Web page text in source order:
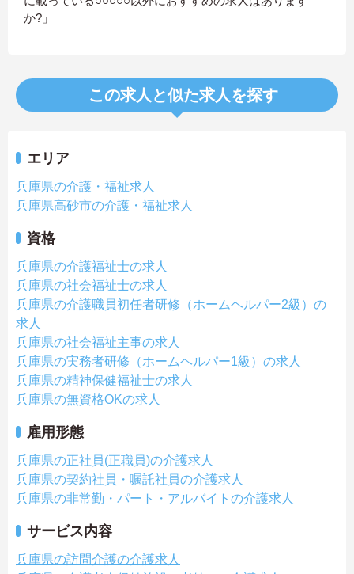
か?」
この求人と似た求人を探す
エリア
兵庫県の介護・福祉求人
兵庫県高砂市の介護・福祉求人
資格
兵庫県の介護福祉士の求人
兵庫県の社会福祉士の求人
兵庫県の介護職員初任者研修（ホームヘルパー2級）の
求人
兵庫県の社会福祉主事の求人
兵庫県の実務者研修（ホームヘルパー1級）の求人
兵庫県の精神保健福祉士の求人
兵庫県の無資格OKの求人
雇用形態
兵庫県の正社員(正職員)の介護求人
兵庫県の契約社員・嘱託社員の介護求人
兵庫県の非常勤・パート・アルバイトの介護求人
サービス内容
兵庫県の訪問介護の介護求人